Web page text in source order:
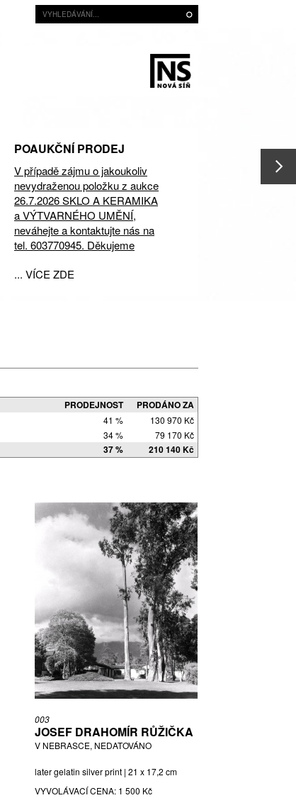
POAUKČNÍ PRODEJ
V případě zájmu o jakoukoliv
nevydraženou položku z aukce
26.7.2026 SKLO A KERAMIKA
a VÝTVARNÉHO UMĚNÍ,
neváhejte a kontaktujte nás na
tel. 603770945. Děkujeme
... VÍCE ZDE
PRODEJNOST PRODÁNO ZA
41 %
130 970 Kč
34 % 79 170 Kč
37 % 210 140 Kč
003
JOSEF DRAHOMÍR RŮŽIČKA
V NEBRASCE, NEDATOVÁNO
later gelatin silver print | 21 x 17,2 cm
VYVOLÁVACÍ CENA: 1 500 Kč